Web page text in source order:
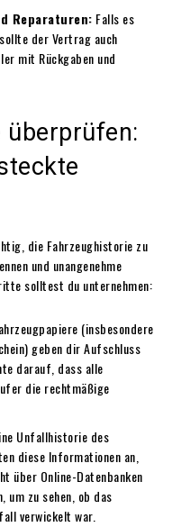
Reparaturen: Falls es
der Vertrag auch
mit Rückgaben und
überprüfen:
die Fahrzeughistorie zu
und unangenehme
solltest du unternehmen:
(insbesondere
geben dir Aufschluss
darauf, dass alle
die rechtmäßige
Unfallhistorie des
diese Informationen an,
über Online-Datenbanken
um zu sehen, ob das
verwickelt war.